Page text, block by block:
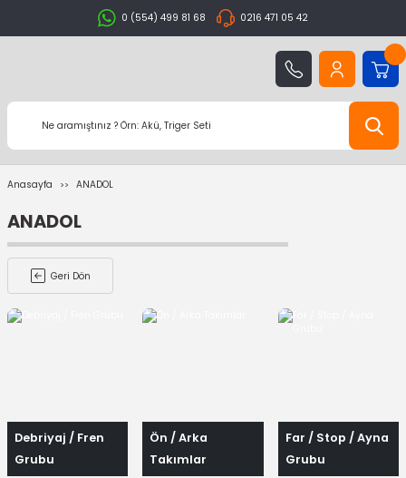
0 (554) 499 81 68 0216 471 05 42
Anasayfa ANADOL
ANADOL
Geri Dön
Debriyaj / Fren
Grubu
Ön / Arka
Takımlar
Far / Stop / Ayna
Grubu